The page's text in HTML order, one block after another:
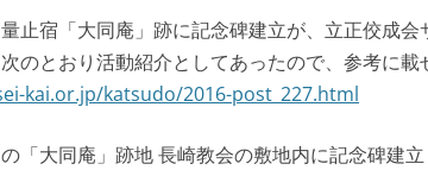
止宿「大同庵」跡に記念碑建立が、立正佼成会
次のとおり活動紹介としてあったので、参考
kai.or.jp/katsudo/2016-post_227.html
「大同庵」跡地 長崎教会の敷地内に記念碑建立